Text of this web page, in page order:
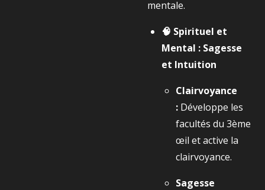
mentale.
🧠 Spirituel et
Mental : Sagesse
et Intuition
Clairvoyance
: Développe les
facultés du 3ème
œil et active la
clairvoyance.
Sagesse